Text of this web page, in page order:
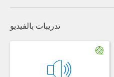
تدريبات بالفيديو